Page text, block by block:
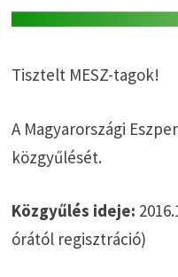
Tisztelt MESZ-tagok!
A Magyarországi
közgyűlését.
Közgyűlés ideje:
órától regisztráció)